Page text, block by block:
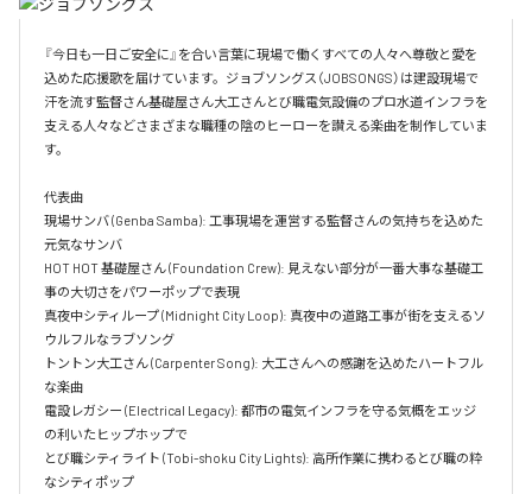
『今日も一日ご安全に』を合い言葉に現場で働くすべての人々へ尊敬と愛を
込めた応援歌を届けています。ジョブソングス（JOBSONGS）は建設現場で
汗を流す監督さん基礎屋さん大工さんとび職電気設備のプロ水道インフラを
支える人々などさまざまな職種の陰のヒーローを讃える楽曲を制作していま
す。
代表曲
現場サンバ (Genba Samba): 工事現場を運営する監督さんの気持ちを込めた
元気なサンバ
HOT HOT 基礎屋さん (Foundation Crew): 見えない部分が一番大事な基礎工
事の大切さをパワーポップで表現
真夜中シティループ (Midnight City Loop): 真夜中の道路工事が街を支えるソ
ウルフルなラブソング
トントン大工さん (Carpenter Song): 大工さんへの感謝を込めたハートフル
な楽曲
電設レガシー (Electrical Legacy): 都市の電気インフラを守る気概をエッジ
の利いたヒップホップで
とび職シティライト (Tobi-shoku City Lights): 高所作業に携わるとび職の粋
なシティポップ